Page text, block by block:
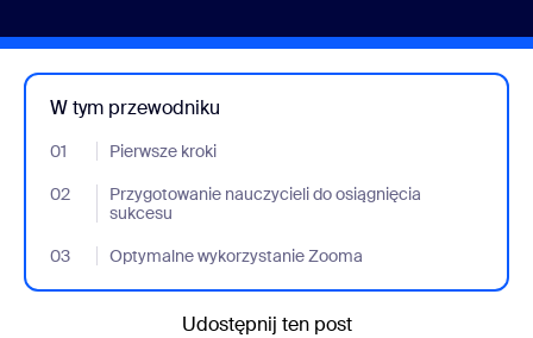
W tym przewodniku
01 Pierwsze kroki
- Jumplink to Pierwsze kroki
02
Przygotowanie nauczycieli do osiągnięcia
sukcesu
- Jumplink to Przygotowanie nauczycieli do osiągnięcia sukcesu
03 Optymalne wykorzystanie Zooma
- Jumplink to Optymalne wykorzystanie Zooma
Udostępnij ten post